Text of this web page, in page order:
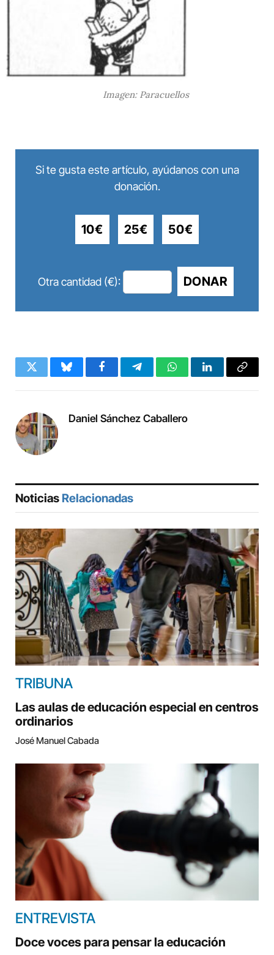
Imagen: Paracuellos
Si te gusta este artículo, ayúdanos con una
donación.
10€ 25€ 50€
Otra cantidad (€): DONAR
Twitter BlueskyFacebookTelegramWhatsAppLinkedInCopy
Daniel Sánchez Caballero
Noticias Relacionadas
TRIBUNA
Las aulas de educación especial en centros
ordinarios
José Manuel Cabada
ENTREVISTA
Doce voces para pensar la educación